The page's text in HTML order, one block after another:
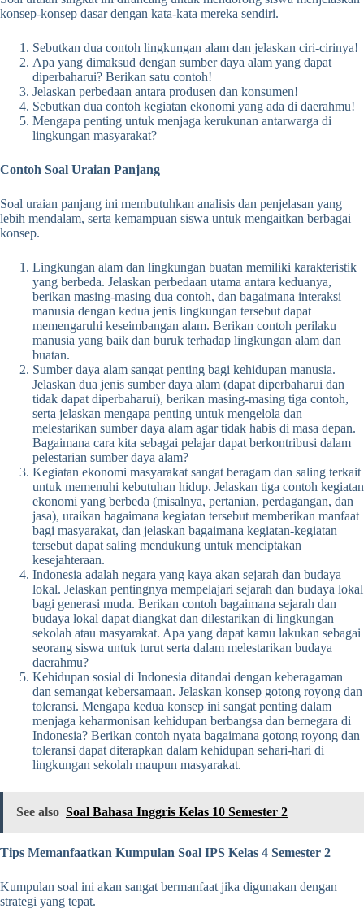
konsep-konsep dasar dengan kata-kata mereka sendiri.
Sebutkan dua contoh lingkungan alam dan jelaskan ciri-cirinya!
Apa yang dimaksud dengan sumber daya alam yang dapat
diperbaharui? Berikan satu contoh!
Jelaskan perbedaan antara produsen dan konsumen!
Sebutkan dua contoh kegiatan ekonomi yang ada di daerahmu!
Mengapa penting untuk menjaga kerukunan antarwarga di
lingkungan masyarakat?
Contoh Soal Uraian Panjang
Soal uraian panjang ini membutuhkan analisis dan penjelasan yang
lebih mendalam, serta kemampuan siswa untuk mengaitkan berbagai
konsep.
Lingkungan alam dan lingkungan buatan memiliki karakteristik
yang berbeda. Jelaskan perbedaan utama antara keduanya,
berikan masing-masing dua contoh, dan bagaimana interaksi
manusia dengan kedua jenis lingkungan tersebut dapat
memengaruhi keseimbangan alam. Berikan contoh perilaku
manusia yang baik dan buruk terhadap lingkungan alam dan
buatan.
Sumber daya alam sangat penting bagi kehidupan manusia.
Jelaskan dua jenis sumber daya alam (dapat diperbaharui dan
tidak dapat diperbaharui), berikan masing-masing tiga contoh,
serta jelaskan mengapa penting untuk mengelola dan
melestarikan sumber daya alam agar tidak habis di masa depan.
Bagaimana cara kita sebagai pelajar dapat berkontribusi dalam
pelestarian sumber daya alam?
Kegiatan ekonomi masyarakat sangat beragam dan saling terkait
untuk memenuhi kebutuhan hidup. Jelaskan tiga contoh kegiatan
ekonomi yang berbeda (misalnya, pertanian, perdagangan, dan
jasa), uraikan bagaimana kegiatan tersebut memberikan manfaat
bagi masyarakat, dan jelaskan bagaimana kegiatan-kegiatan
tersebut dapat saling mendukung untuk menciptakan
kesejahteraan.
Indonesia adalah negara yang kaya akan sejarah dan budaya
lokal. Jelaskan pentingnya mempelajari sejarah dan budaya lokal
bagi generasi muda. Berikan contoh bagaimana sejarah dan
budaya lokal dapat diangkat dan dilestarikan di lingkungan
sekolah atau masyarakat. Apa yang dapat kamu lakukan sebagai
seorang siswa untuk turut serta dalam melestarikan budaya
daerahmu?
Kehidupan sosial di Indonesia ditandai dengan keberagaman
dan semangat kebersamaan. Jelaskan konsep gotong royong dan
toleransi. Mengapa kedua konsep ini sangat penting dalam
menjaga keharmonisan kehidupan berbangsa dan bernegara di
Indonesia? Berikan contoh nyata bagaimana gotong royong dan
toleransi dapat diterapkan dalam kehidupan sehari-hari di
lingkungan sekolah maupun masyarakat.
See also Soal Bahasa Inggris Kelas 10 Semester 2
Tips Memanfaatkan Kumpulan Soal IPS Kelas 4 Semester 2
Kumpulan soal ini akan sangat bermanfaat jika digunakan dengan
strategi yang tepat.